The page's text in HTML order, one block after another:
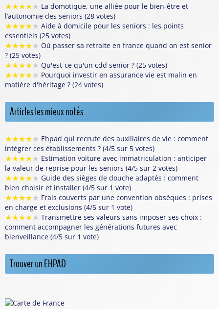
★★★★★ La domotique, une alliée pour le bien-être et
l’autonomie des seniors (28 votes)
★★★★★ Aide à domicile pour les seniors : les points
essentiels (25 votes)
★★★★★ Où passer sa retraite en france quand on est senior
? (25 votes)
★★★★★ Qu'est-ce qu'un cdd senior ? (25 votes)
★★★★★ Pourquoi investir en assurance vie est malin en
matière d'héritage ? (24 votes)
Articles les mieux notés
★★★★★ Ehpad qui recrute des auxiliaires de vie : comment
intégrer ces établissements ? (4/5 sur 5 votes)
★★★★★ Estimation voiture avec immatriculation : anticiper
la valeur de reprise pour les seniors (4/5 sur 2 votes)
★★★★★ Guide des sièges de douche adaptés : comment
bien choisir et installer (4/5 sur 1 vote)
★★★★★ Frais couverts par une convention obsèques : prises
en charge et exclusions (4/5 sur 1 vote)
★★★★★ Transmettre ses valeurs sans imposer ses choix :
comment accompagner les générations futures avec
bienveillance (4/5 sur 1 vote)
Trouver un EHPAD